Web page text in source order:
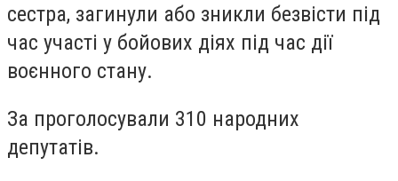
сестра, загинули або зникли безвісти під
час участі у бойових діях під час дії
воєнного стану.
За проголосували 310 народних
депутатів.